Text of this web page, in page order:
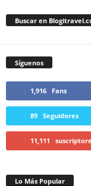
Buscar en
Síguenos
1,916 Fans
89 Seguidores
11,111
Lo Más Popular